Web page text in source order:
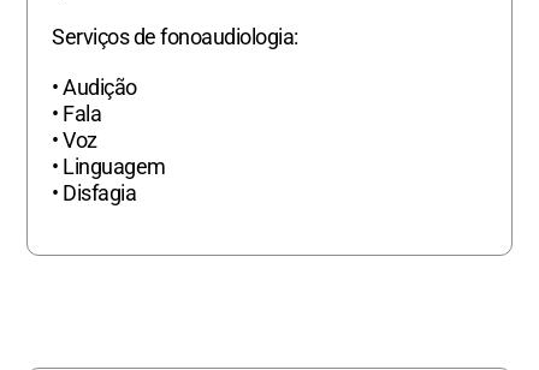
Serviços de fonoaudiologia:
• Audição
• Fala
• Voz
• Linguagem
• Disfagia